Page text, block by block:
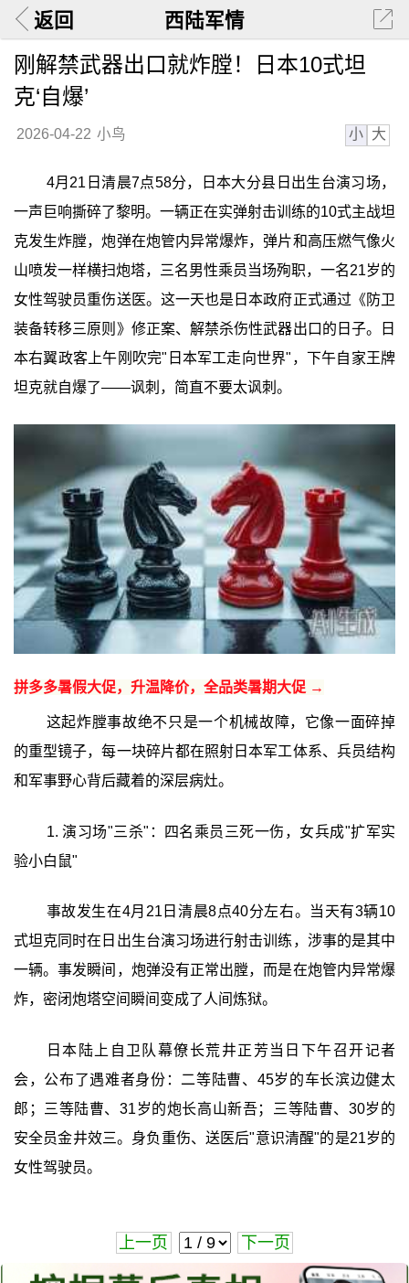
返回 西陆军情
刚解禁武器出口就炸膛！日本10式坦
克‘自爆’
2026-04-22 小鸟 小 大
4月21日清晨7点58分，日本大分县日出生台演习场，
一声巨响撕碎了黎明。一辆正在实弹射击训练的10式主战坦
克发生炸膛，炮弹在炮管内异常爆炸，弹片和高压燃气像火
山喷发一样横扫炮塔，三名男性乘员当场殉职，一名21岁的
女性驾驶员重伤送医。这一天也是日本政府正式通过《防卫
装备转移三原则》修正案、解禁杀伤性武器出口的日子。日
本右翼政客上午刚吹完"日本军工走向世界"，下午自家王牌
坦克就自爆了——讽刺，简直不要太讽刺。
拼多多暑假大促，升温降价，全品类暑期大促 →
这起炸膛事故绝不只是一个机械故障，它像一面碎掉
的重型镜子，每一块碎片都在照射日本军工体系、兵员结构
和军事野心背后藏着的深层病灶。
1. 演习场"三杀"：四名乘员三死一伤，女兵成"扩军实
验小白鼠"
事故发生在4月21日清晨8点40分左右。当天有3辆10
式坦克同时在日出生台演习场进行射击训练，涉事的是其中
一辆。事发瞬间，炮弹没有正常出膛，而是在炮管内异常爆
炸，密闭炮塔空间瞬间变成了人间炼狱。
日本陆上自卫队幕僚长荒井正芳当日下午召开记者
会，公布了遇难者身份：二等陆曹、45岁的车长滨边健太
郎；三等陆曹、31岁的炮长高山新吾；三等陆曹、30岁的
安全员金井效三。身负重伤、送医后"意识清醒"的是21岁的
女性驾驶员。
上一页 下一页